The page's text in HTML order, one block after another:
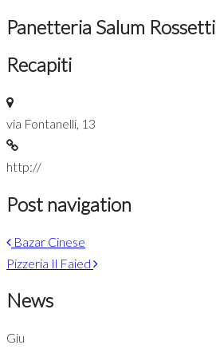
Panetteria Salum Rossetti
Recapiti
via Fontanelli, 13
http://
Post navigation
Bazar Cinese
Pizzeria Il Faied
News
Giu